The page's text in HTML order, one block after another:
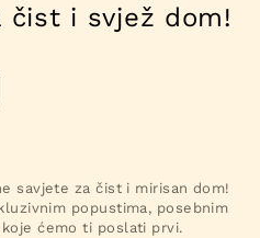
čist i svjež dom!
savjete za čist i mirisan dom!
popustima, posebnim
ćemo ti poslati prvi.